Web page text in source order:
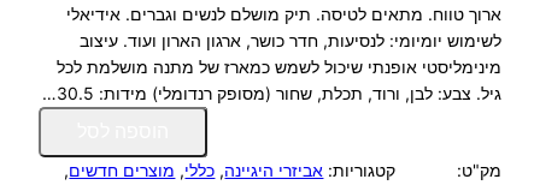
ארוך טווח. מתאים לטיסה. תיק מושלם לנשים וגברים. אידיאלי
לשימוש יומיומי: לנסיעות, חדר כושר, ארגון הארון ועוד. עיצוב
מינימליסטי אופנתי שיכול לשמש כמארז של מתנה מושלמת לכל
גיל. צבע: לבן, ורוד, תכלת, שחור (מסופק רנדומלי) מידות: 30.5…
כ
ו
מק"ט:
קטגוריות: אביזרי היגיינה, כללי, מוצרים חדשים,